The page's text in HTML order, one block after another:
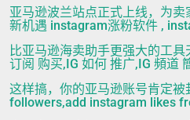
亚马逊波兰站点正式上线，为
新机遇 instagram涨粉软件 ,
比亚马逊海卖助手更强大的工
订阅 购买,IG 如何 推广,IG 頻道
这样搞，你的亚马逊账号肯定
followers,add instagram likes